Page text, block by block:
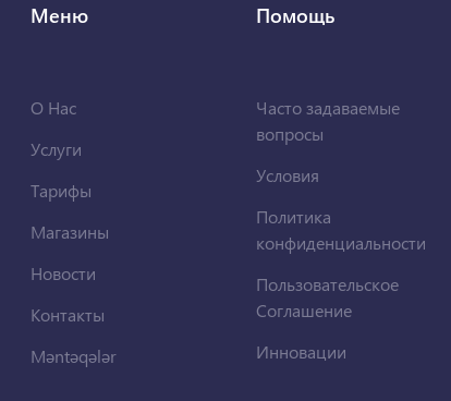
Меню
О Нас
Услуги
Тарифы
Магазины
Новости
Контакты
Məntəqələr
Помощь
Часто задаваемые
вопросы
Условия
Политика
конфиденциальности
Пользовательское
Соглашение
Инновации